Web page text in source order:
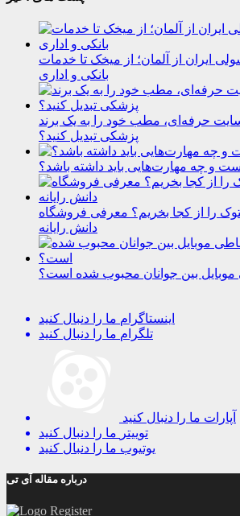
ایران از آلمان؛ از میخک تا خدمات
بانکی و اداری
حرفه‌ای، مطب خود را به یک برند
پزشکی تبدیل کنید؟
و چه مهارت‌هایی باید داشته باشد؟
را از کجا بخریم؟ معرفی فروشگاه
دانش رایانه
بین جوانان محبوب شده است؟
اینستاگرام ما را دنبال کنید
تلگرام ما را دنبال کنید
آپارات ما را دنبال کنید
توییتر ما را دنبال کنید
یوتیوب ما را دنبال کنید
درباره مقاله آی تی